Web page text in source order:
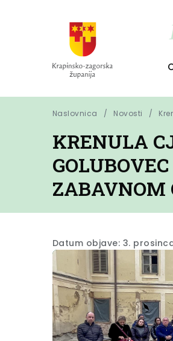
Naslovnica Novosti
KRENULA
ZABAVNOM
Datum objave: 3.